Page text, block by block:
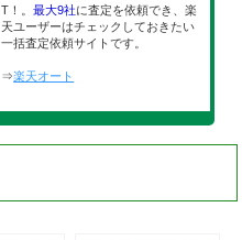
T！。最大9社に査定を依頼でき、楽
天ユーザーはチェックしておきたい
一括査定依頼サイトです。
⇒楽天オート